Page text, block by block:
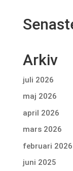
Arkiv
juli 2026
maj 2026
april 2026
mars 2026
februari 2026
juni 2025